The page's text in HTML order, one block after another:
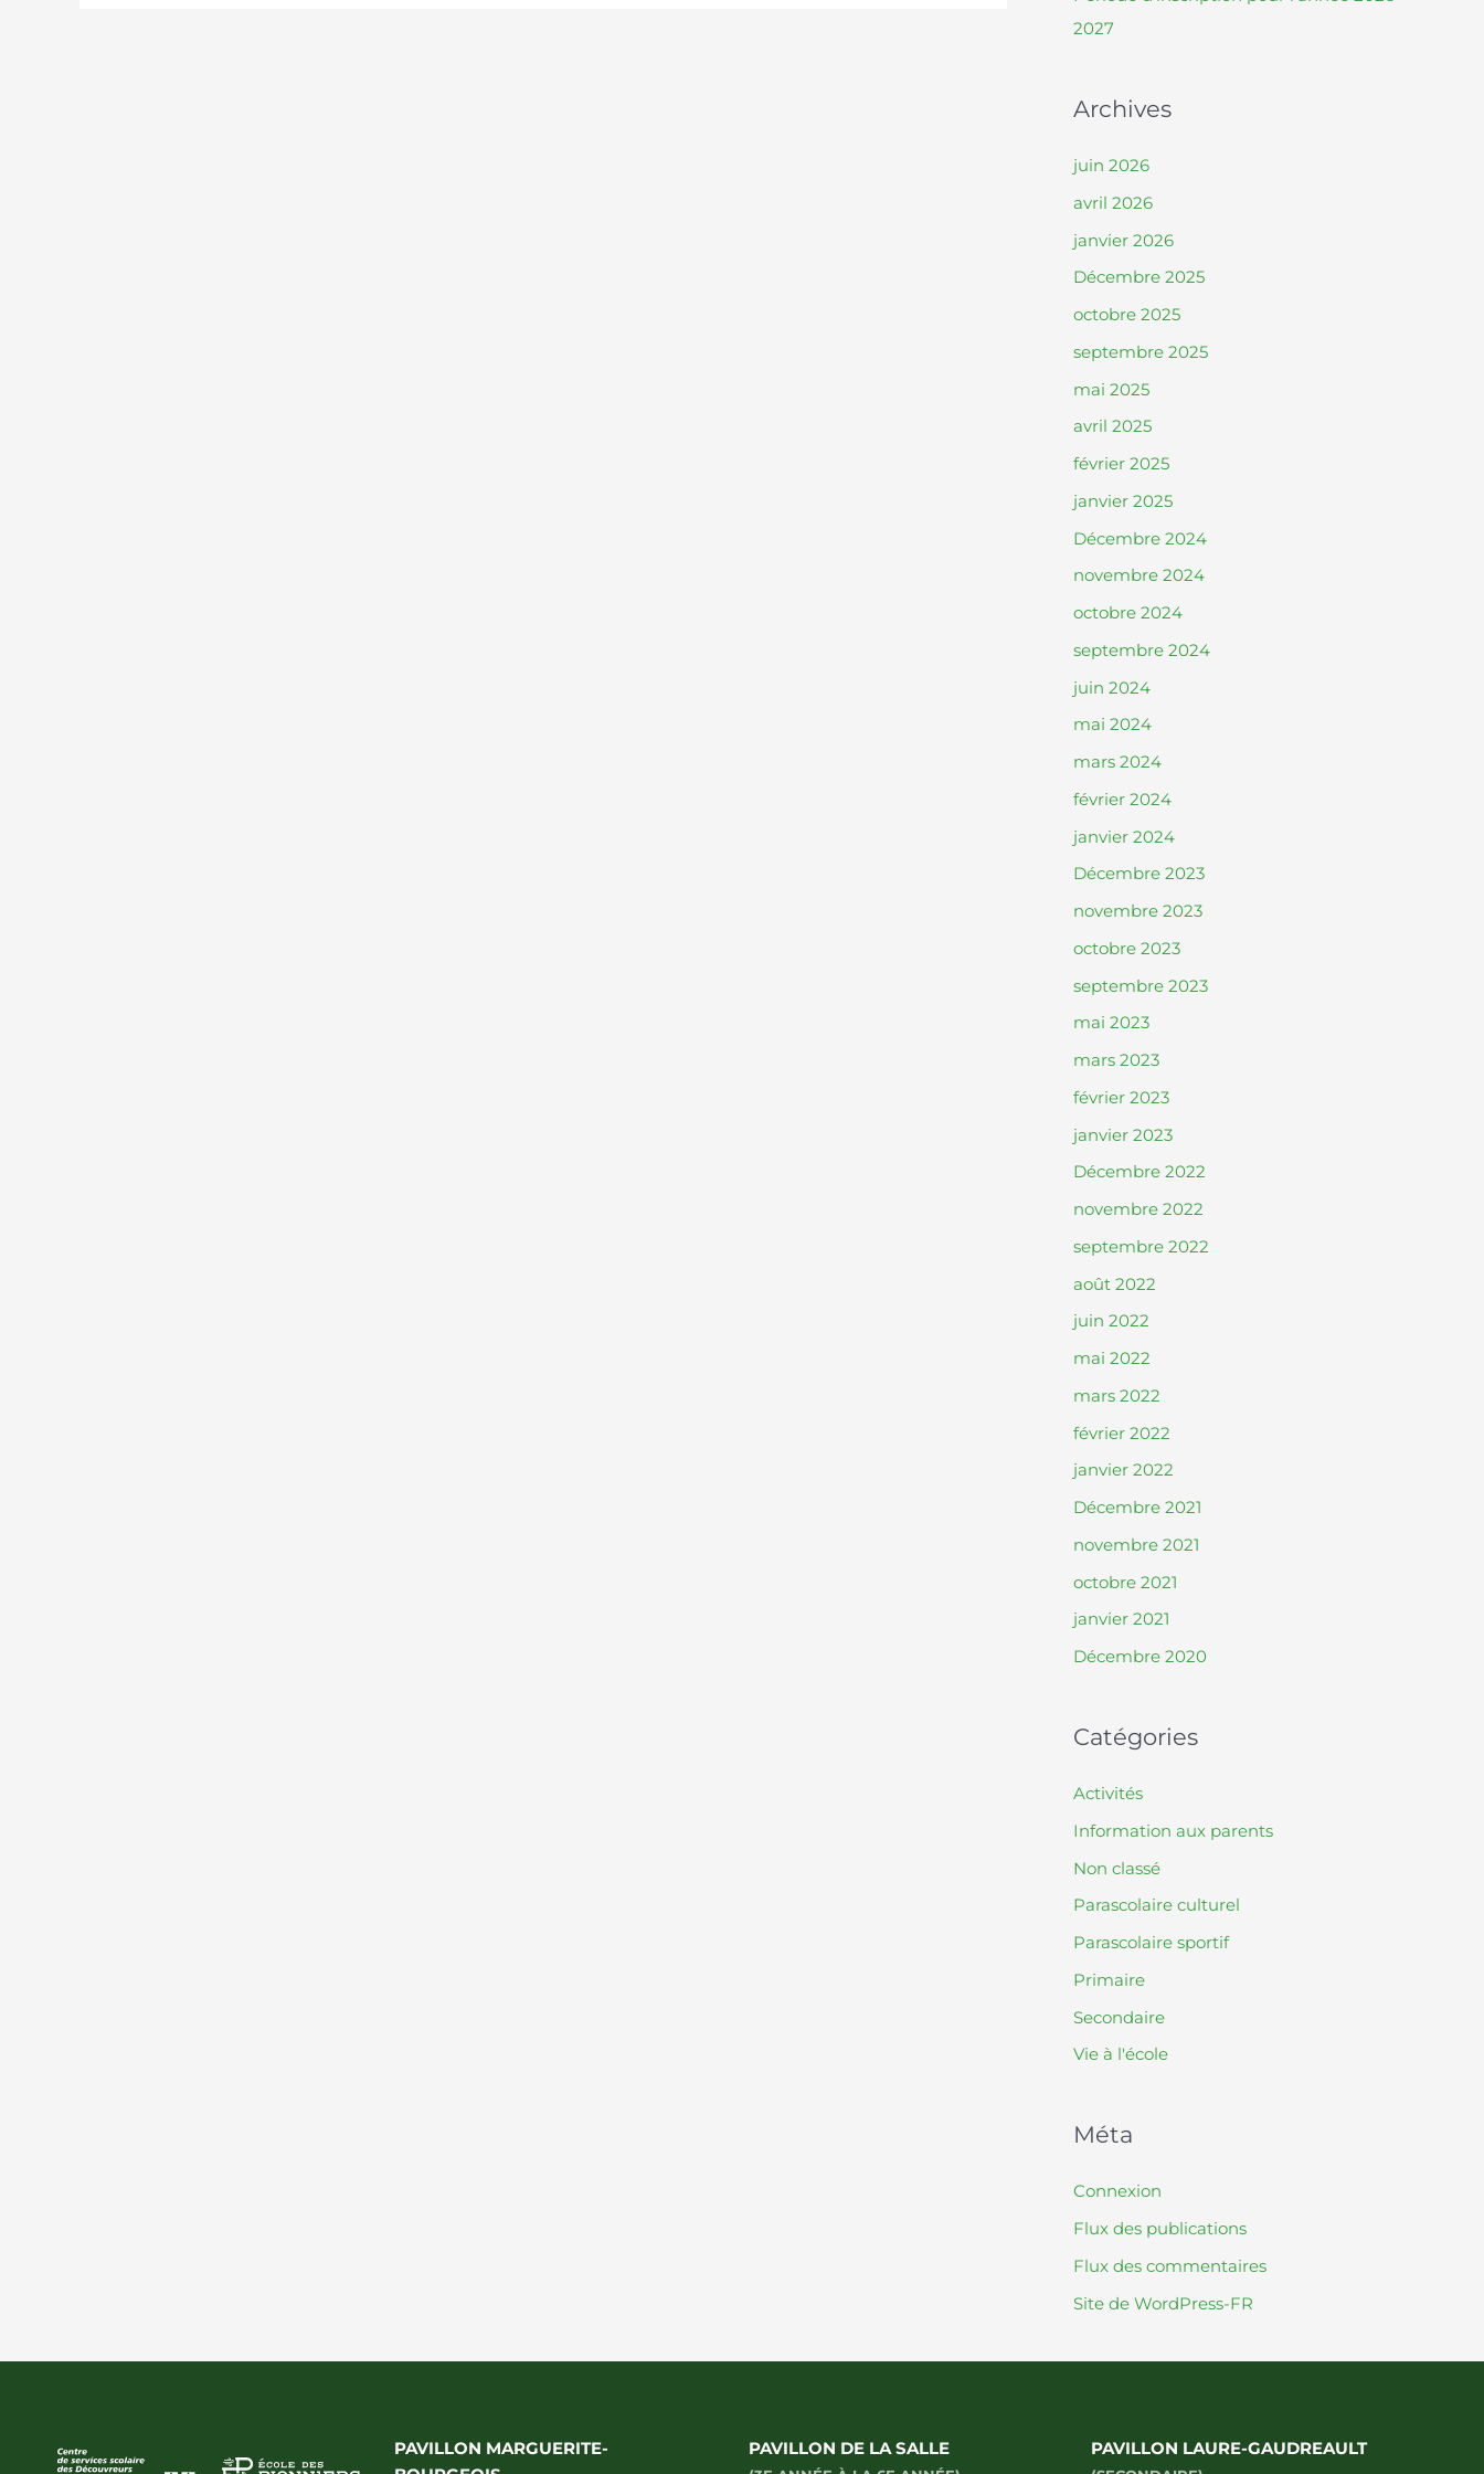
2027
Archives
juin 2026
avril 2026
janvier 2026
Décembre 2025
octobre 2025
septembre 2025
mai 2025
avril 2025
février 2025
janvier 2025
Décembre 2024
novembre 2024
octobre 2024
septembre 2024
juin 2024
mai 2024
mars 2024
février 2024
janvier 2024
Décembre 2023
novembre 2023
octobre 2023
septembre 2023
mai 2023
mars 2023
février 2023
janvier 2023
Décembre 2022
novembre 2022
septembre 2022
août 2022
juin 2022
mai 2022
mars 2022
février 2022
janvier 2022
Décembre 2021
novembre 2021
octobre 2021
janvier 2021
Décembre 2020
Catégories
Activités
Information aux parents
Non classé
Parascolaire culturel
Parascolaire sportif
Primaire
Secondaire
Vie à l'école
Méta
Connexion
Flux des publications
Flux des commentaires
Site de WordPress-FR
PAVILLON MARGUERITE-
PAVILLON DE LA SALLE PAVILLON LAURE-GAUDREAULT